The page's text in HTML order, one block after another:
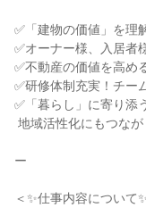
✅「建物の価値」を理
✅オーナー様、入居者
✅不動産の価値を高め
✅研修体制充実！チー
✅「暮らし」に寄り添
ー
＜✨仕事内容について